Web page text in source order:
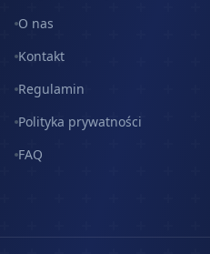
O nas
Kontakt
Regulamin
Polityka prywatności
FAQ